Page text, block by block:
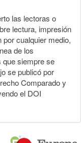
las lectoras o
lectura, impresión
cualquier medio,
de los
que siempre se
se publicó por
Comparado y
el DOI